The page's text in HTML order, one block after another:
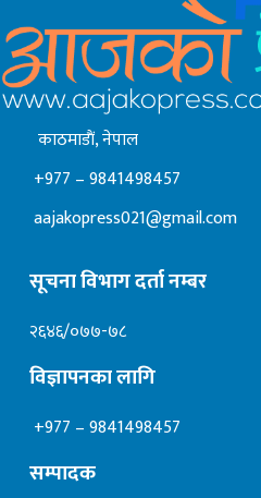
काठमाडाैं, नेपाल
+977 – 9841498457
aajakopress021@gmail.com
सूचना विभाग दर्ता नम्बर
२६४६/०७७-७८
विज्ञापनका लागि
+977 – 9841498457
सम्पादक